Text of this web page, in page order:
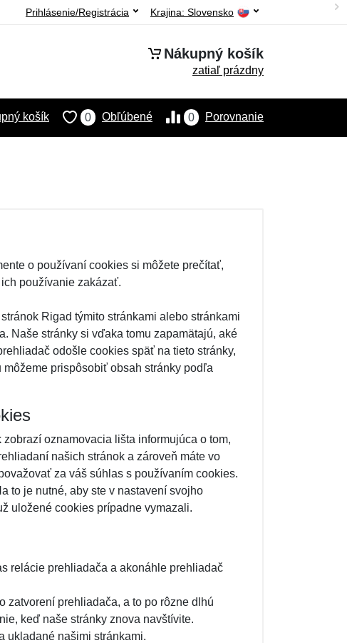
Krajina: Slovensko
Prihlásenie/Registrácia
Nákupný košík
zatiaľ prázdny
0 Porovnanie
0 Obľúbené
košík
o používaní cookies si môžete prečítať,
používanie zakázať.
Rigad týmito stránkami alebo stránkami
Naše stránky si vďaka tomu zapamätajú, aké
odošle cookies späť na tieto stránky,
prispôsobiť obsah stránky podľa
oznamovacia lišta informujúca o tom,
našich stránok a zároveň máte vo
za váš súhlas s používaním cookies.
to je nutné, aby ste v nastavení svojho
uložené cookies prípadne vymazali.
relácie prehliadača a akonáhle prehliadač
zatvorení prehliadača, a to po rôzne dlhú
keď naše stránky znova navštívite.
ukladané našimi stránkami.